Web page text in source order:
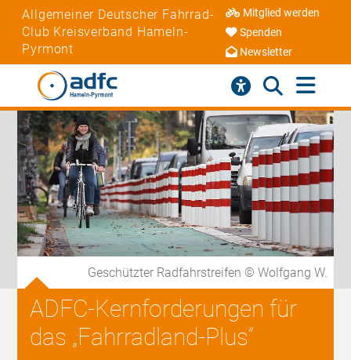
Allgemeiner Deutscher Fahrrad-
Club Kreisverband Hameln-
Pyrmont
Mitglied werden
Spenden
Newsletter
Geschützter Radfahrstreifen © Wolfgang W.
ADFC-Kernforderungen für
das „Fahrradland-Plus“